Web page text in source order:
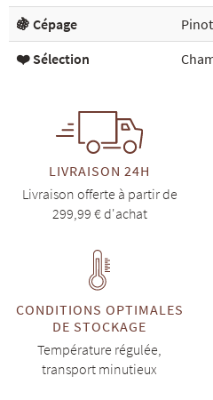
🍇 Cépage
❤️ Sélection
LIVRAISON 24H
Livraison offerte à partir de
299,99 € d'achat
CONDITIONS OPTIMALES
DE STOCKAGE
Température régulée,
transport minutieux